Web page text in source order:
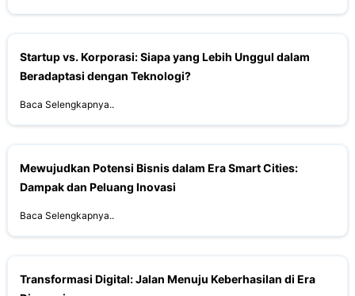
Startup vs. Korporasi: Siapa yang Lebih Unggul dalam
Beradaptasi dengan Teknologi?
Baca Selengkapnya..
Mewujudkan Potensi Bisnis dalam Era Smart Cities:
Dampak dan Peluang Inovasi
Baca Selengkapnya..
Transformasi Digital: Jalan Menuju Keberhasilan di Era